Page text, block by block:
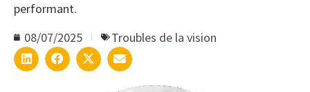
performant.
08/07/2025
Troubles de la vision